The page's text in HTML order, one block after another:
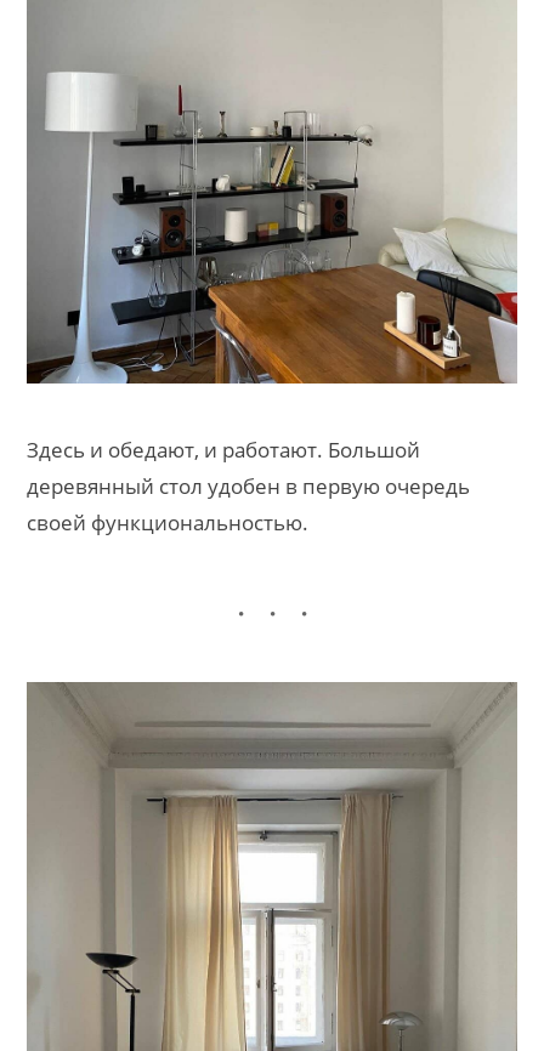
Здесь и обедают, и работают. Большой
деревянный стол удобен в первую очередь
своей функциональностью.